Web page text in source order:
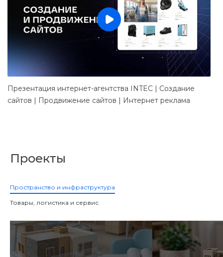
Презентация интернет-агентства INTEC | Создание
сайтов | Продвижение сайтов | Интернет реклама
Проекты
Пространство и инфраструктура
Товары, логистика и сервис